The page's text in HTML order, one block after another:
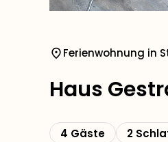
Ferienwohnung in
Haus
4 Gäste 2